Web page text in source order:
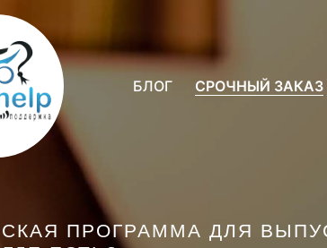
БЛОГ СРОЧНЫЙ ЗАКАЗ
ПРОГРАММА ДЛЯ